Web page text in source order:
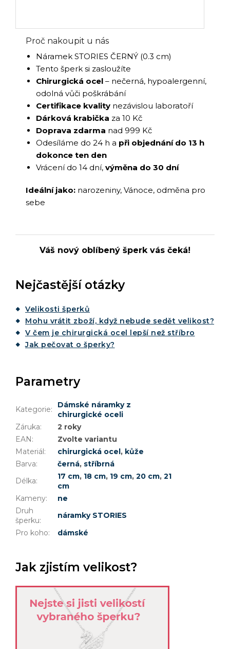
Proč nakoupit u nás
Náramek STORIES ČERNÝ (0.3 cm)
Tento šperk si zasloužíte
Chirurgická ocel – nečerná, hypoalergenní,
odolná vůči poškrábání
Certifikace kvality nezávislou laboratoří
Dárková krabička za 10 Kč
Doprava zdarma nad 999 Kč
Odesíláme do 24 h a při objednání do 13 h
dokonce ten den
Vrácení do 14 dní, výměna do 30 dní
Ideální jako: narozeniny, Vánoce, odměna pro
sebe
Váš nový oblíbený šperk vás čeká!
Nejčastější otázky
Velikosti šperků
Mohu vrátit zboží, když nebude sedět velikost?
V čem je chirurgická ocel lepší než stříbro
Jak pečovat o šperky?
Parametry
Kategorie:
Dámské náramky z
chirurgické oceli
Záruka:
2 roky
EAN:
Zvolte variantu
Materiál: chirurgická ocel, kůže
Barva: černá, stříbrná
Délka: 17 cm, 18 cm, 19 cm, 20 cm, 21
cm
Kameny:
ne
Druh
šperku:
náramky STORIES
Pro koho: dámské
Jak zjistím velikost?